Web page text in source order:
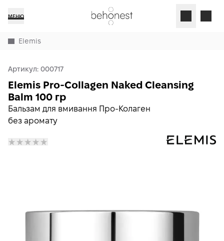
МЕНЮ
Elemis
Артикул: 000717
Бальзам для вмивання Про-Колаген
без аромату
Elemis Pro-Collagen Naked Cleansing
Balm 100 гр